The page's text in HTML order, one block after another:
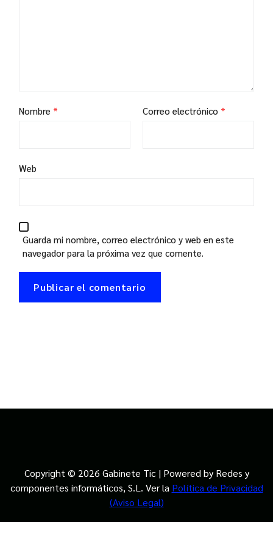
Nombre * Correo electrónico *
Web
Guarda mi nombre, correo electrónico y web en este
navegador para la próxima vez que comente.
Copyright © 2026 Gabinete Tic | Powered by Redes y
componentes informáticos, S.L. Ver la Política de Privacidad
(Aviso Legal)